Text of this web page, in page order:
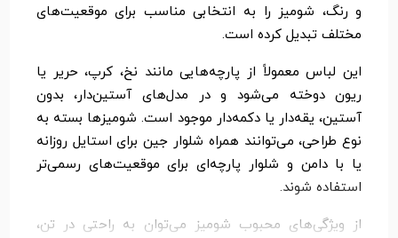
و رنگ، شومیز را به انتخابی مناسب برای موقعیت‌های
مختلف تبدیل کرده است.
این لباس معمولاً از پارچه‌هایی مانند نخ، کرپ، حریر یا
ریون دوخته می‌شود و در مدل‌های آستین‌دار، بدون
آستین، یقه‌دار یا دکمه‌دار موجود است. شومیزها بسته به
نوع طراحی، می‌توانند همراه شلوار جین برای استایل روزانه
یا با دامن و شلوار پارچه‌ای برای موقعیت‌های رسمی‌تر
استفاده شوند.
از ویژگی‌های محبوب شومیز می‌توان به راحتی در تن،